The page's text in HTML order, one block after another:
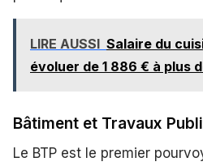
LIRE AUSSI Salaire du
évoluer de 1 886 € à plus
Bâtiment et Travaux
Le BTP est le premier